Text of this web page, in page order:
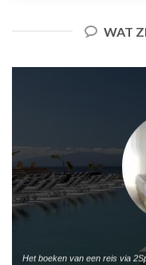
WAT
Het boeken van een reis via